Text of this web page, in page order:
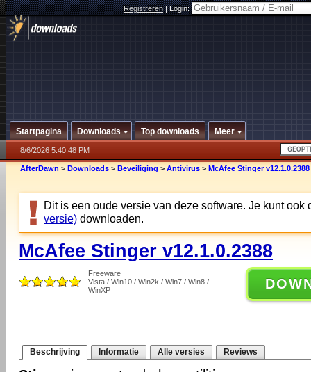
Registreren|Login:
Startpagina Downloads Top downloads Meer
8/6/2026 5:40:48 PM
AfterDawn > Downloads > Beveiliging > Antivirus > McAfee Stinger v12.1.0.2388
Dit is een oude versie van deze software. Je kunt ook
versie) downloaden.
McAfee Stinger v12.1.0.2388
Freeware
Vista / Win10 / Win2k / Win7 / Win8 /
WinXP
Beschrijving Informatie Alle versies Reviews